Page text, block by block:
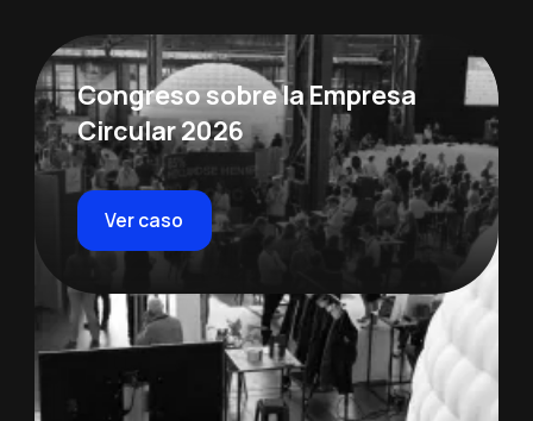
Congreso sobre la Empresa
Circular 2026
Ver caso